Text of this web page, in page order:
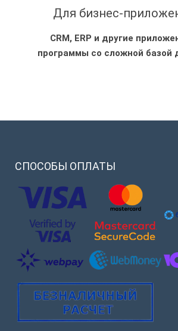
Для бизнес-
CRM, ERP и другие
программы со сложной базой
СПОСОБЫ ОПЛАТЫ